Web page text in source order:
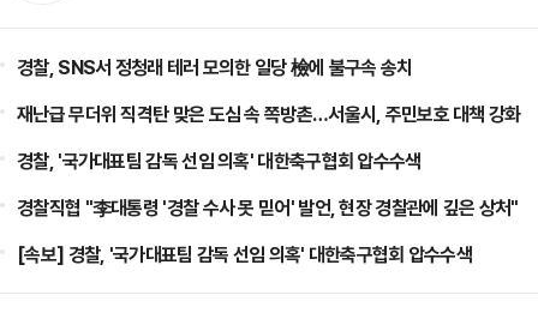
경찰, SNS서 정청래 테러 모의한 일당 檢에 불구속 송치
재난급 무더위 직격탄 맞은 도심 속 쪽방촌…서울시, 주민보호 대책 강화
경찰, '국가대표팀 감독 선임 의혹' 대한축구협회 압수수색
경찰직협 "李대통령 '경찰 수사 못 믿어' 발언, 현장 경찰관에 깊은 상처"
[속보] 경찰, '국가대표팀 감독 선임 의혹' 대한축구협회 압수수색